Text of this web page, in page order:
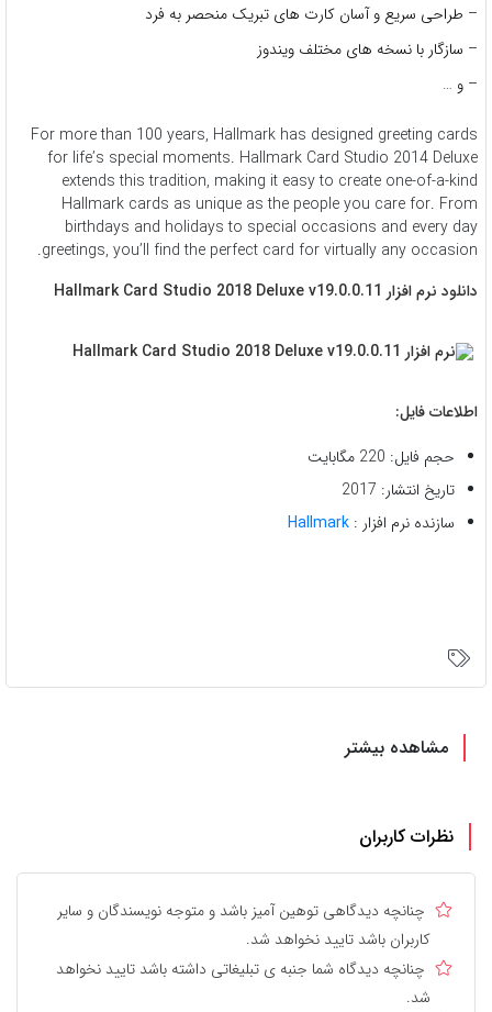
– طراحی سریع و آسان کارت های تبریک منحصر به فرد
– سازگار با نسخه های مختلف ویندوز
– و …
For more than 100 years, Hallmark has designed greeting cards
for life’s special moments. Hallmark Card Studio 2014 Deluxe
extends this tradition, making it easy to create one-of-a-kind
Hallmark cards as unique as the people you care for. From
birthdays and holidays to special occasions and every day
greetings, you’ll find the perfect card for virtually any occasion.
دانلود نرم افزار Hallmark Card Studio 2018 Deluxe v19.0.0.11
اطلاعات فایل:
حجم فایل: 220 مگابایت
تاریخ انتشار: 2017
سازنده نرم افزار : Hallmark
مشاهده بیشتر
نظرات کاربران
چنانچه دیدگاهی توهین آمیز باشد و متوجه نویسندگان و سایر
کاربران باشد تایید نخواهد شد.
چنانچه دیدگاه شما جنبه ی تبلیغاتی داشته باشد تایید نخواهد
شد.